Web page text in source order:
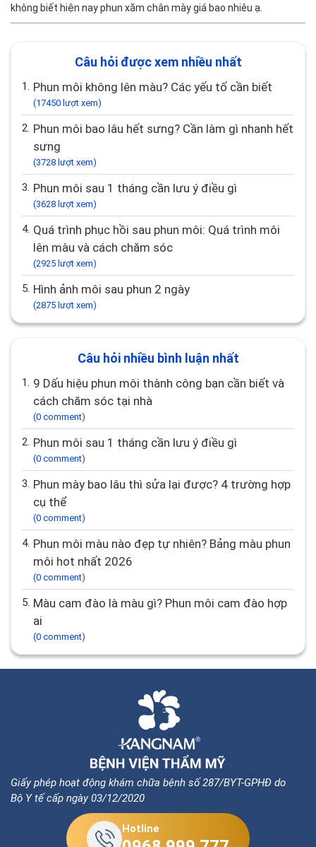
không biết hiện nay phun xăm chân mày giá bao nhiêu ạ.
Câu hỏi được xem nhiều nhất
1. Phun môi không lên màu? Các yếu tố cần biết
(17450 lượt xem)
2. Phun môi bao lâu hết sưng? Cần làm gì nhanh hết
sưng
(3728 lượt xem)
3. Phun môi sau 1 tháng cần lưu ý điều gì
(3628 lượt xem)
4. Quá trình phục hồi sau phun môi: Quá trình môi
lên màu và cách chăm sóc
(2925 lượt xem)
5. Hình ảnh môi sau phun 2 ngày
(2875 lượt xem)
Câu hỏi nhiều bình luận nhất
1. 9 Dấu hiệu phun môi thành công bạn cần biết và
cách chăm sóc tại nhà
(0 comment)
2. Phun môi sau 1 tháng cần lưu ý điều gì
(0 comment)
3. Phun mày bao lâu thì sửa lại được? 4 trường hợp
cụ thể
(0 comment)
4. Phun môi màu nào đẹp tự nhiên? Bảng màu phun
môi hot nhất 2026
(0 comment)
5. Màu cam đào là màu gì? Phun môi cam đào hợp
ai
(0 comment)
Giấy phép hoạt động khám chữa bệnh số 287/BYT-GPHĐ do
Bộ Y tế cấp ngày 03/12/2020
Hotline